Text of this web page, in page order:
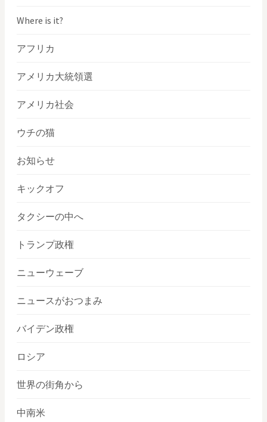
Where is it?
アフリカ
アメリカ大統領選
アメリカ社会
ウチの猫
お知らせ
キックオフ
タクシーの中へ
トランプ政権
ニューウェーブ
ニュースがおつまみ
バイデン政権
ロシア
世界の街角から
中南米